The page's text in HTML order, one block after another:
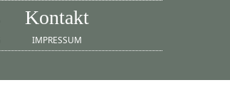
Kontakt
IMPRESSUM